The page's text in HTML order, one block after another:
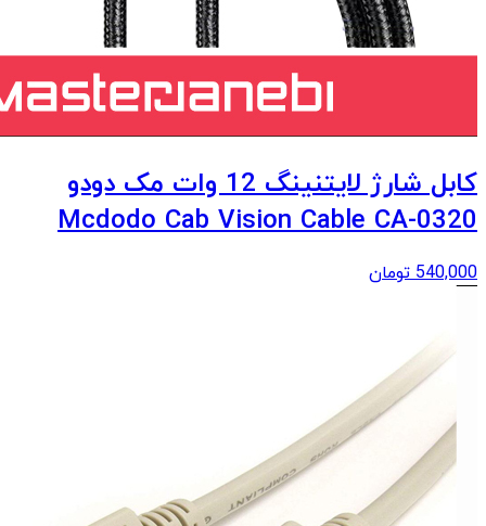
کابل شارژ لایتنینگ 12 وات مک دودو
Mcdodo Cab Vision Cable CA-0320
540,000 تومان